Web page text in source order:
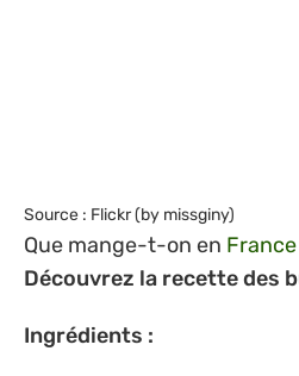
Source : Flickr (by missginy)
Que mange-t-on en France
Découvrez la recette des
Ingrédients :